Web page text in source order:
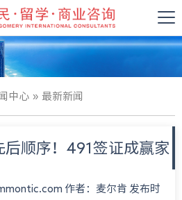
中心 » 最新新闻
后顺序！491签证成赢家
作者：麦尔肯 发布时